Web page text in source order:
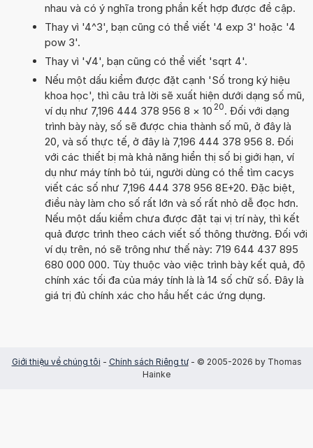
nhau và có ý nghĩa trong phần kết hợp được đề cập.
Thay vì '4^3', bạn cũng có thể viết '4 exp 3' hoặc '4
pow 3'.
Thay vì '√4', bạn cũng có thể viết 'sqrt 4'.
Nếu một dấu kiểm được đặt cạnh 'Số trong ký hiệu
khoa học', thì câu trả lời sẽ xuất hiện dưới dạng số mũ,
ví dụ như 7,196 444 378 956 8 × 10 20. Đối với dạng
trình bày này, số sẽ được chia thành số mũ, ở đây là
20, và số thực tế, ở đây là 7,196 444 378 956 8. Đối
với các thiết bị mà khả năng hiển thị số bị giới hạn, ví
dụ như máy tính bỏ túi, người dùng có thể tìm cacys
viết các số như 7,196 444 378 956 8E+20. Đặc biệt,
điều này làm cho số rất lớn và số rất nhỏ dễ đọc hơn.
Nếu một dấu kiểm chưa được đặt tại vị trí này, thì kết
quả được trình theo cách viết số thông thường. Đối với
ví dụ trên, nó sẽ trông như thế này: 719 644 437 895
680 000 000. Tùy thuộc vào việc trình bày kết quả, độ
chính xác tối đa của máy tính là là 14 số chữ số. Đây là
giá trị đủ chính xác cho hầu hết các ứng dụng.
Giới thiệu về chúng tôi - Chính sách Riêng tư- © 2005-2026 by Thomas
Hainke